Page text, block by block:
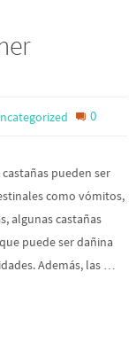
0
pueden ser
como vómitos,
algunas castañas
puede ser dañina
Además, las …